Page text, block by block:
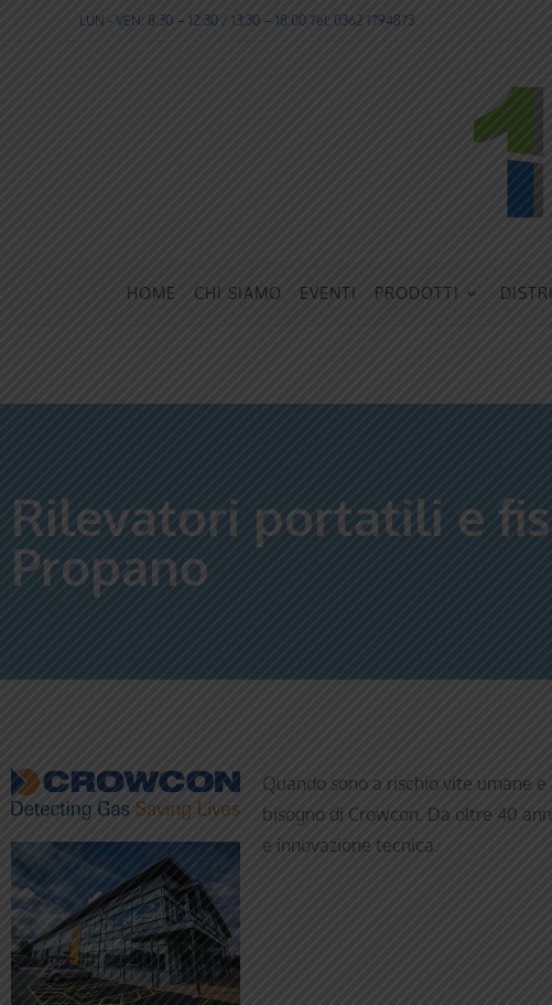
LUN - VEN: 8:30 – 12:30 / 13:30 – 18:00 Tel: 0362 1794873
HOME CHI SIAMO EVENTI PRODOTTI
Rilevatori portatili e
Propano
Quando sono a rischio vite umane
bisogno di Crowcon. Da oltre 40
e innovazione tecnica.